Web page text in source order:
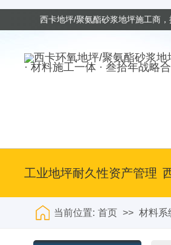
西卡地坪/聚氨酯砂浆地坪施工商
· 材料施工一体 · 叁拾年战略
工业地坪耐久性资产管理
当前位置: 首页 >> 材料系